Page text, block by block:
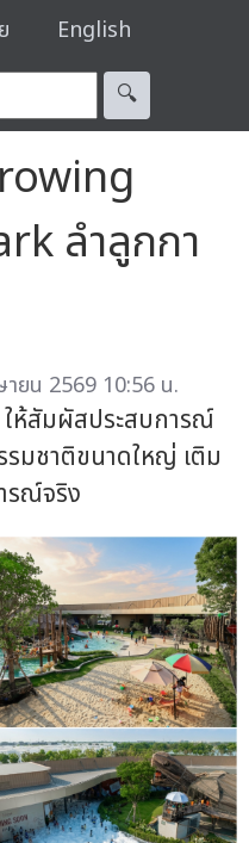
English
🔍︎
ลำลูกกา
ายน 2569 10:56 น.
ให้สัมผัสประสบการณ์
รมชาติขนาดใหญ่ เติม
รณ์จริง